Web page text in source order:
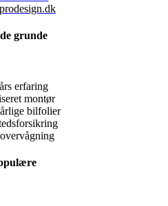
grunde
erfaring
montør
bilfolier